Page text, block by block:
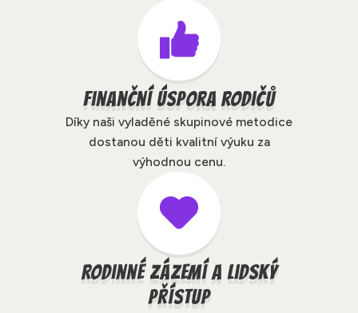
Finanční úspora rodičů
Díky naši vyladěné skupinové metodice
dostanou děti kvalitní výuku za
výhodnou cenu.
Rodinné zázemí a lidský
přístup